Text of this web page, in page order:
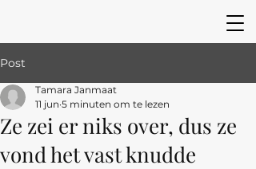
Post
Ze zei er niks over, dus ze
vond het vast knudde
Tamara Janmaat
11 jun 5 minuten om te lezen